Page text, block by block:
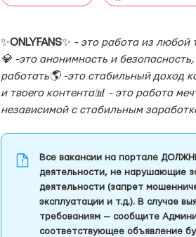
✨ONLYFANS✨ - это работа из любой
💎 -это анонимность и
работать🌎 -это стабильный доход
и твоего контента📊 - это работа
независимой с стабильным
Все вакансии на портале
деятельности, не нарушающие
деятельности (запрет
эксплуатации и т.д.). В случае
требованиям — сообщите
соответствующее объявление